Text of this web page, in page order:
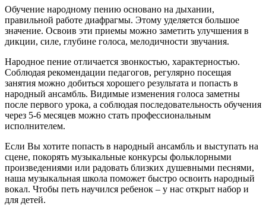
Обучение народному пению основано на дыхании,
правильной работе диафрагмы. Этому уделяется большое
значение. Освоив эти приемы можно заметить улучшения в
дикции, силе, глубине голоса, мелодичности звучания.
Народное пение отличается звонкостью, характерностью.
Соблюдая рекомендации педагогов, регулярно посещая
занятия можно добиться хорошего результата и попасть в
народный ансамбль. Видимые изменения голоса заметны
после первого урока, а соблюдая последовательность обучения
через 5-6 месяцев можно стать профессиональным
исполнителем.
Если Вы хотите попасть в народный ансамбль и выступать на
сцене, покорять музыкальные конкурсы фольклорными
произведениями или радовать близких душевными песнями,
наша музыкальная школа поможет быстро освоить народный
вокал. Чтобы петь научился ребенок – у нас открыт набор и
для детей.